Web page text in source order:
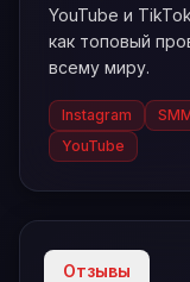
YouTube и
как топовый
всему миру.
Instagram
YouTube
Отзывы